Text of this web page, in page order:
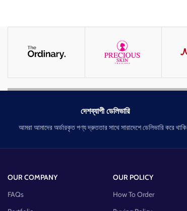
দেশব্যাপী ডেলিভারি
আমরা আমাদের অর্ডারকৃত পণ্য দ্রুততার সাথে সারাদেশে ডেলিভারি করে
OUR COMPANY
FAQs
OUR POLICY
How To Order